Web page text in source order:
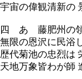
宇宙の偉観清新の
四 あゝ藤肥州の
無限の恩沢に民浴
歴代菊池の忠烈は
天地万象皆わが師